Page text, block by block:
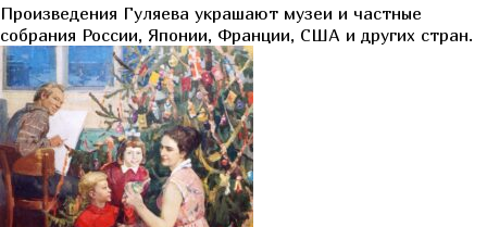
Произведения Гуляева украшают музеи и частные
собрания России, Японии, Франции, США и других стран.